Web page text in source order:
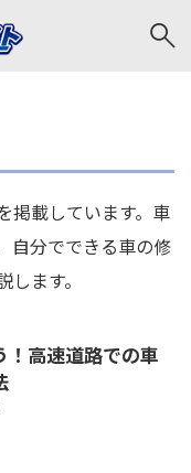
掲載しています。車
自分でできる車の修
ます。
！高速道路での車